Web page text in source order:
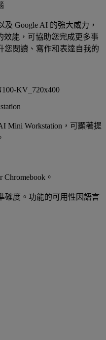
及 Google AI 的強大威力，
效能，可協助您完成更多事
您閱讀、寫作和表達自我的
Mini Workstation，可顯著提
。
確度。功能的可用性因語言